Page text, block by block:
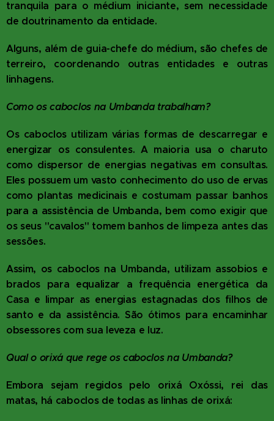
tranquila para o médium iniciante, sem necessidade
de doutrinamento da entidade.
Alguns, além de guia-chefe do médium, são chefes de
terreiro, coordenando outras entidades e outras
linhagens.
Como os caboclos na Umbanda trabalham?
Os caboclos utilizam várias formas de descarregar e
energizar os consulentes. A maioria usa o charuto
como dispersor de energias negativas em consultas.
Eles possuem um vasto conhecimento do uso de ervas
como plantas medicinais e costumam passar banhos
para a assistência de Umbanda, bem como exigir que
os seus "cavalos" tomem banhos de limpeza antes das
sessões.
Assim, os caboclos na Umbanda, utilizam assobios e
brados para equalizar a frequência energética da
Casa e limpar as energias estagnadas dos filhos de
santo e da assistência. São ótimos para encaminhar
obsessores com sua leveza e luz.
Qual o orixá que rege os caboclos na Umbanda?
Embora sejam regidos pelo orixá Oxóssi, rei das
matas, há caboclos de todas as linhas de orixá: